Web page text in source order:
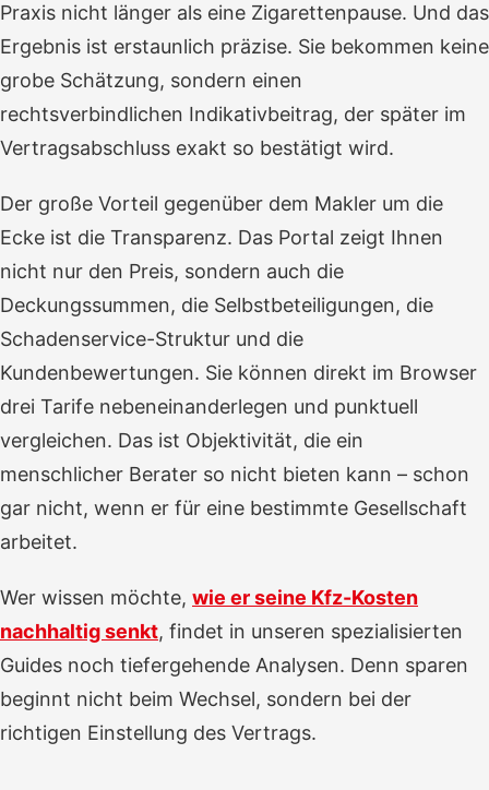
Praxis nicht länger als eine Zigarettenpause. Und das
Ergebnis ist erstaunlich präzise. Sie bekommen keine
grobe Schätzung, sondern einen
rechtsverbindlichen Indikativbeitrag, der später im
Vertragsabschluss exakt so bestätigt wird.
Der große Vorteil gegenüber dem Makler um die
Ecke ist die Transparenz. Das Portal zeigt Ihnen
nicht nur den Preis, sondern auch die
Deckungssummen, die Selbstbeteiligungen, die
Schadenservice-Struktur und die
Kundenbewertungen. Sie können direkt im Browser
drei Tarife nebeneinanderlegen und punktuell
vergleichen. Das ist Objektivität, die ein
menschlicher Berater so nicht bieten kann – schon
gar nicht, wenn er für eine bestimmte Gesellschaft
arbeitet.
Wer wissen möchte, wie er seine Kfz-Kosten
nachhaltig senkt, findet in unseren spezialisierten
Guides noch tiefergehende Analysen. Denn sparen
beginnt nicht beim Wechsel, sondern bei der
richtigen Einstellung des Vertrags.